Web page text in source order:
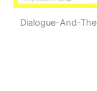
Dialogue-And-